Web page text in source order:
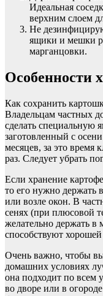
Идеальная
верхним слоем
Не
ящики и мешки
марганцовки.
Особенности
Как сохранить
Владельцам частных
сделать специальную
заготовленный с
месяцев, за это время
раз. Следует убрать
Если хранение
то его нужно держать
или возле окон. В
сенях (при плюсовой
желательно держать в
способствуют
Очень важно, чтобы
домашних условиях
она подходит по всем
во дворе или в